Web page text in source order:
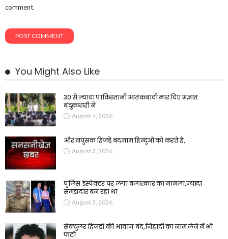
comment.
You Might Also Like
30 से ज्यादा पाकिस्तानी आतंकवादी मार दिए अज्ञात
बंदूकधारी ने
August 4, 2026
और नपुंसक हिजड़े बदनाम हिन्दुओं को करते है,
August 3, 2026
पुलिस इंस्पेक्टर पर लगा बलात्कार का मामला,ज्यादा
समझदार बन रहा था
August 3, 2026
सेक्युलर हिजड़ों की आवाज बंद,जिहादी का नाम लेने में भी
फटी